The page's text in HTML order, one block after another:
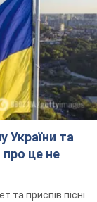
України та
про це не
приспів пісні